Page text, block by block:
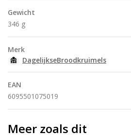
Gewicht
346 g
Merk
DagelijkseBroodkruimels
EAN
6095501075019
Meer zoals dit